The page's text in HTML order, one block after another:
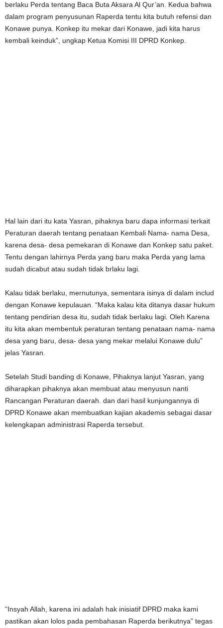
berlaku Perda tentang Baca Buta Aksara Al Qur’an. Kedua bahwa
dalam program penyusunan Raperda tentu kita butuh refensi dan
Konawe punya. Konkep itu mekar dari Konawe, jadi kita harus
kembali keinduk”, ungkap Ketua Komisi III DPRD Konkep.
Hal lain dari itu kata Yasran, pihaknya baru dapa informasi terkait
Peraturan daerah tentang penataan Kembali Nama- nama Desa,
karena desa- desa pemekaran di Konawe dan Konkep satu paket.
Tentu dengan lahirnya Perda yang baru maka Perda yang lama
sudah dicabut atau sudah tidak brlaku lagi.
Kalau tidak berlaku, mernutunya, sementara isinya di dalam includ
dengan Konawe kepulauan. “Maka kalau kita ditanya dasar hukum
tentang pendirian desa itu, sudah tidak berlaku lagi. Oleh Karena
itu kita akan membentuk peraturan tentang penataan nama- nama
desa yang baru, desa- desa yang mekar melalui Konawe dulu”
jelas Yasran.
Setelah Studi banding di Konawe, Pihaknya lanjut Yasran, yang
diharapkan pihaknya akan membuat atau menyusun nanti
Rancangan Peraturan daerah. dan dari hasil kunjungannya di
DPRD Konawe akan membuatkan kajian akademis sebagai dasar
kelengkapan administrasi Raperda tersebut.
“Insyah Allah, karena ini adalah hak inisiatif DPRD maka kami
pastikan akan lolos pada pembahasan Raperda berikutnya” tegas